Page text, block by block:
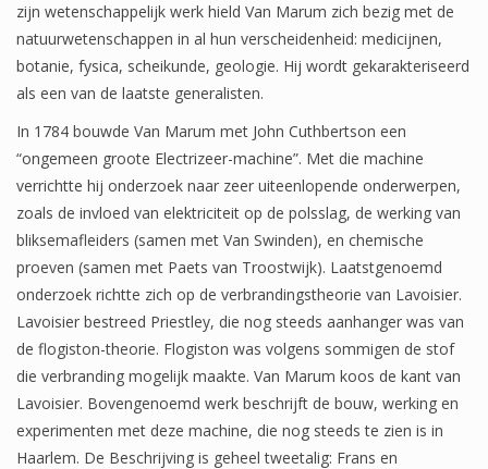
zijn wetenschappelijk werk hield Van Marum zich bezig met de
natuurwetenschappen in al hun verscheidenheid: medicijnen,
botanie, fysica, scheikunde, geologie. Hij wordt gekarakteriseerd
als een van de laatste generalisten.
In 1784 bouwde Van Marum met John Cuthbertson een
“ongemeen groote Electrizeer-machine”. Met die machine
verrichtte hij onderzoek naar zeer uiteenlopende onderwerpen,
zoals de invloed van elektriciteit op de polsslag, de werking van
bliksemafleiders (samen met Van Swinden), en chemische
proeven (samen met Paets van Troostwijk). Laatstgenoemd
onderzoek richtte zich op de verbrandingstheorie van Lavoisier.
Lavoisier bestreed Priestley, die nog steeds aanhanger was van
de flogiston-theorie. Flogiston was volgens sommigen de stof
die verbranding mogelijk maakte. Van Marum koos de kant van
Lavoisier. Bovengenoemd werk beschrijft de bouw, werking en
experimenten met deze machine, die nog steeds te zien is in
Haarlem. De Beschrijving is geheel tweetalig: Frans en